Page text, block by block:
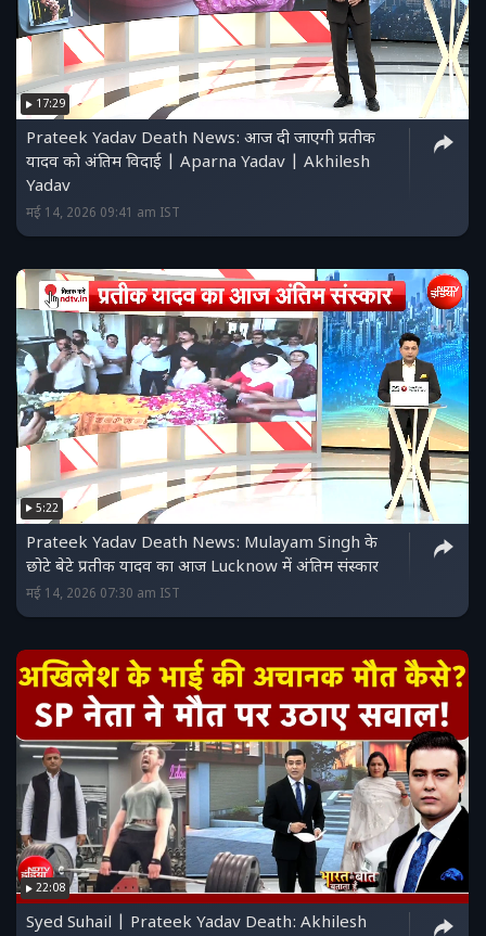
17:29
Prateek Yadav Death News: आज दी जाएगी प्रतीक
यादव को अंतिम विदाई | Aparna Yadav | Akhilesh
Yadav
मई 14, 2026 09:41 am IST
5:22
Prateek Yadav Death News: Mulayam Singh के
छोटे बेटे प्रतीक यादव का आज Lucknow में अंतिम संस्कार
मई 14, 2026 07:30 am IST
22:08
Syed Suhail | Prateek Yadav Death: Akhilesh